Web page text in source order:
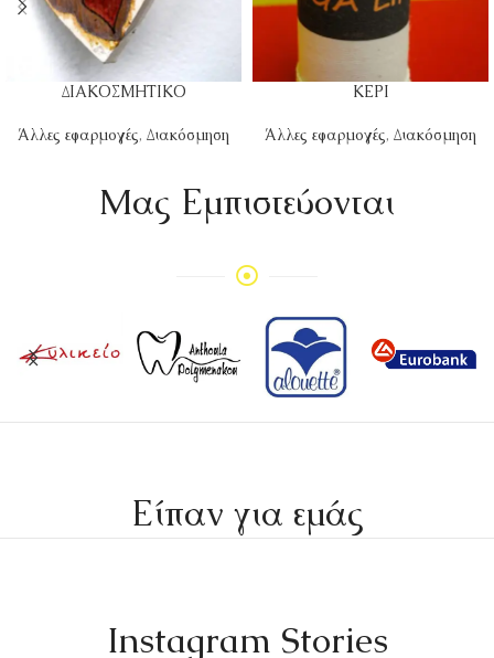
ΔΙΑΚΟΣΜΗΤΙΚΟ
Άλλες εφαρμογές, Διακόσμηση
ΚΕΡΙ
Άλλες εφαρμογές, Διακόσμηση
Mας Εμπιστεύονται
Είπαν για εμάς
Instagram Stories